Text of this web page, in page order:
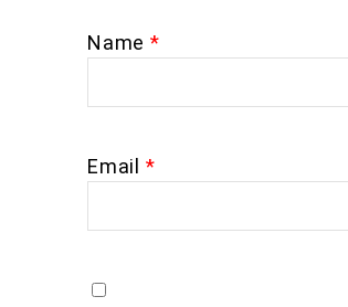
Name *
Email *